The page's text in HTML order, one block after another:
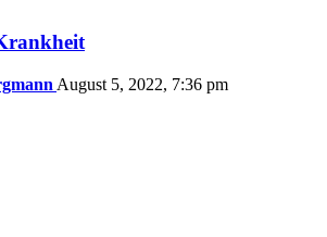
August 5, 2022, 7:36 pm